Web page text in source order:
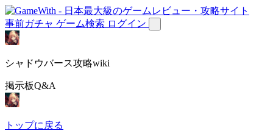
事前ガチャ ゲーム検索 ログイン
シャドウバース攻略wiki
掲示板Q&A
トップに戻る